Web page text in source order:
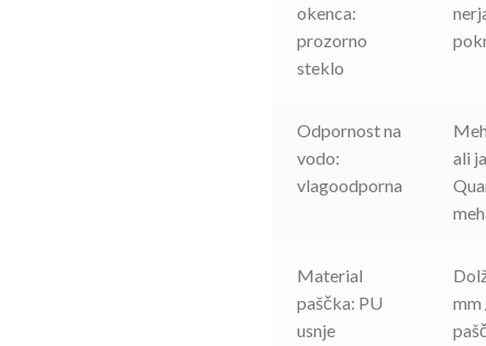
okenca:
prozorno
steklo
Odpornost na
vodo:
vlagoodporna
ali
Material
paščka: PU
usnje
mm